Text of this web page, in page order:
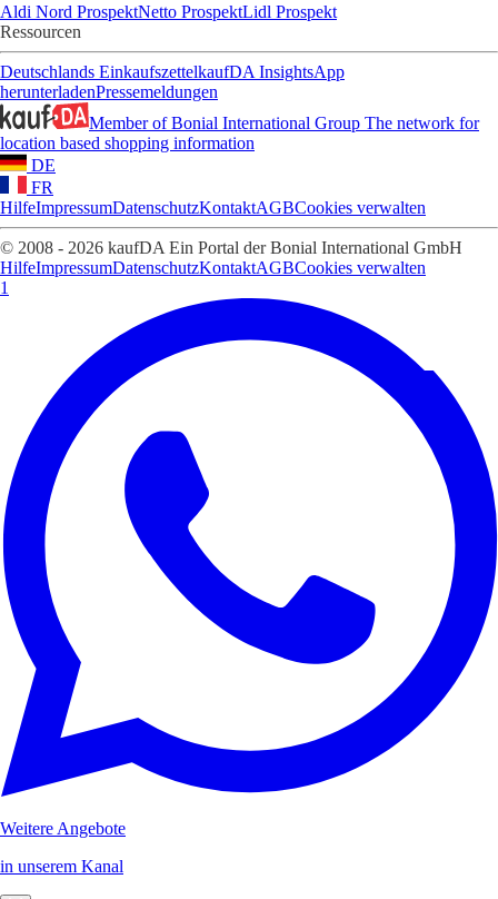
Aldi Nord ProspektNetto ProspektLidl Prospekt
Ressourcen
Deutschlands EinkaufszettelkaufDA InsightsApp
herunterladenPressemeldungen
Member of Bonial International Group The network for
location based shopping information
DE
FR
HilfeImpressumDatenschutzKontaktAGBCookies verwalten
© 2008 - 2026 kaufDA Ein Portal der Bonial International GmbH
HilfeImpressumDatenschutzKontaktAGBCookies verwalten
1
Weitere Angebote
in unserem Kanal